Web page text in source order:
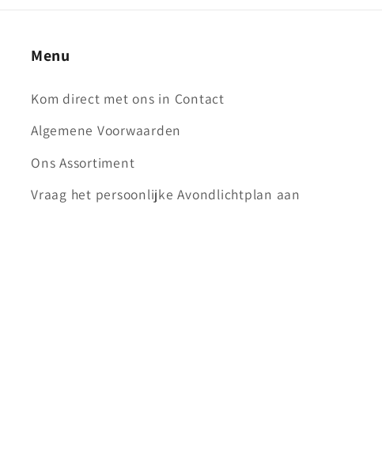
Menu
Kom direct met ons in Contact
Algemene Voorwaarden
Ons Assortiment
Vraag het persoonlijke Avondlichtplan aan